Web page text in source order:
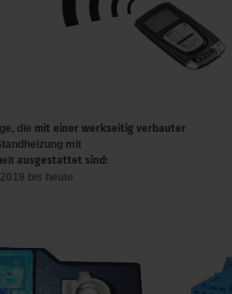
die mit einer werkseitig verbauter
mit
ausgestattet sind:
bis heute